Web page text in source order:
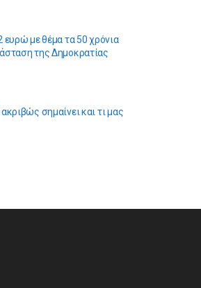
ευρώ με θέμα τα 50 χρόνια
της Δημοκρατίας
σημαίνει και τι μας